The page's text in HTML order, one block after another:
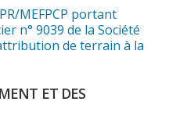
MEFPCP portant
n° 9039 de la Société
de terrain à la
ET DES